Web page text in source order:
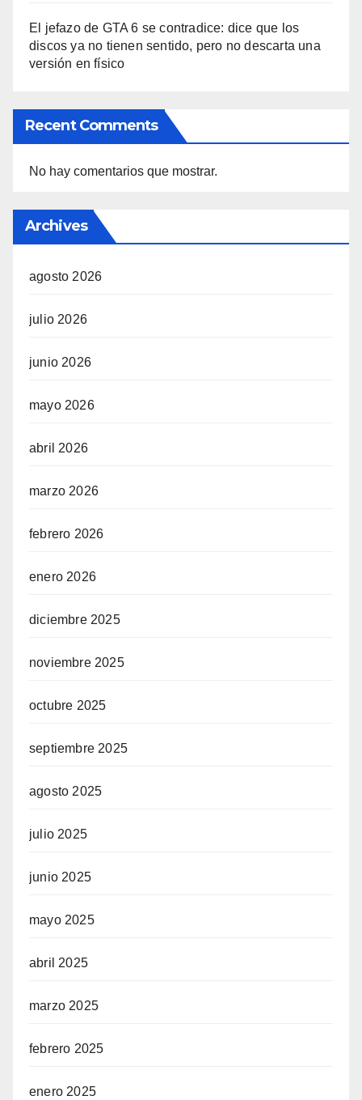
El jefazo de GTA 6 se contradice: dice que los
discos ya no tienen sentido, pero no descarta una
versión en físico
Recent Comments
No hay comentarios que mostrar.
Archives
agosto 2026
julio 2026
junio 2026
mayo 2026
abril 2026
marzo 2026
febrero 2026
enero 2026
diciembre 2025
noviembre 2025
octubre 2025
septiembre 2025
agosto 2025
julio 2025
junio 2025
mayo 2025
abril 2025
marzo 2025
febrero 2025
enero 2025